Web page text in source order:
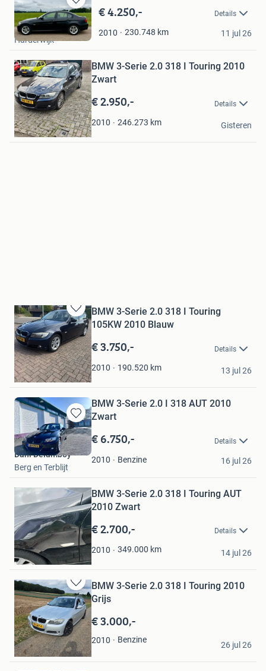
Bewaren
in
Mijn
Favorieten
€ 4.250,- Details
2010 230.748 km
van Olst
Harderwijk
11 jul 26
in
Mijn
Favorieten
BMW 3-Serie 2.0 318 I Touring 2010
Zwart
€ 2.950,- Details
2010 246.273 km
Gerwin
Polsbroek
Gisteren
Bewaren
in
Mijn
Favorieten
BMW 3-Serie 2.0 318 I Touring
105KW 2010 Blauw
€ 3.750,- Details
2010 190.520 km
Chris
Moorveld
13 jul 26
Bewaren
in
Mijn
Favorieten
BMW 3-Serie 2.0 I 318 AUT 2010
Zwart
€ 6.750,- Details
2010 Benzine
Dani Delamboy
Berg en Terblijt
16 jul 26
in
Mijn
Favorieten
BMW 3-Serie 2.0 318 I Touring AUT
2010 Zwart
€ 2.700,- Details
2010 349.000 km
Rad
Rotterdam
14 jul 26
Bewaren
in
Mijn
Favorieten
BMW 3-Serie 2.0 318 I Touring 2010
Grijs
€ 3.000,-
2010 Benzine
tato
Roermond
26 jul 26